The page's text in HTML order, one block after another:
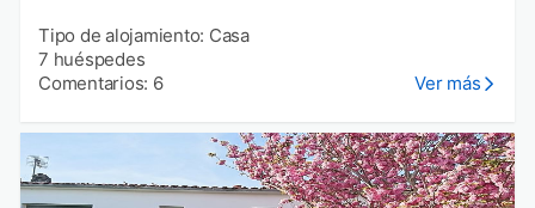
Tipo de alojamiento: Casa
7 huéspedes
Comentarios: 6
Ver más